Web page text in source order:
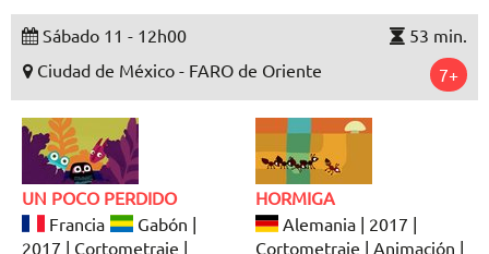
Sábado 11 - 12h00
53 min.
Ciudad de México - FARO de Oriente
7+
UN POCO PERDIDO
Francia
Gabón |
2017 | Cortometraje |
HORMIGA
Alemania | 2017 |
Cortometraje | Animación |